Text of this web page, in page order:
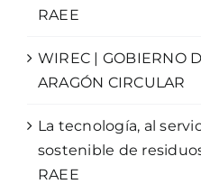
RAEE
WIREC | GOBIERNO
ARAGÓN CIRCULAR
La tecnología, al
sostenible de
RAEE